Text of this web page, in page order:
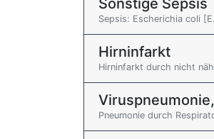
Sonstige Sepsis
Sepsis: Escherichia coli
Hirninfarkt
Hirninfarkt durch nicht
Pneumonie durch